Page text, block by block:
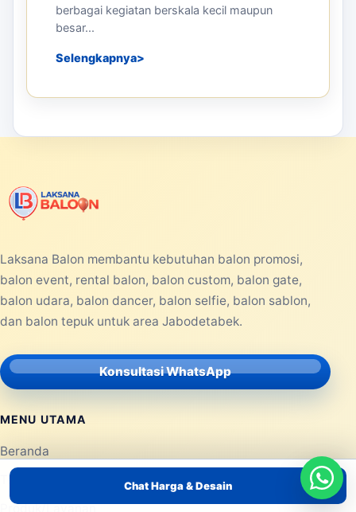
berbagai kegiatan berskala kecil maupun
besar...
Selengkapnya
Chat Harga & Desain
Laksana Balon membantu kebutuhan balon promosi,
balon event, rental balon, balon custom, balon gate,
balon udara, balon dancer, balon selfie, balon sablon,
dan balon tepuk untuk area Jabodetabek.
Konsultasi WhatsApp
MENU UTAMA
Beranda
Tentang Kami
Produk/Layanan